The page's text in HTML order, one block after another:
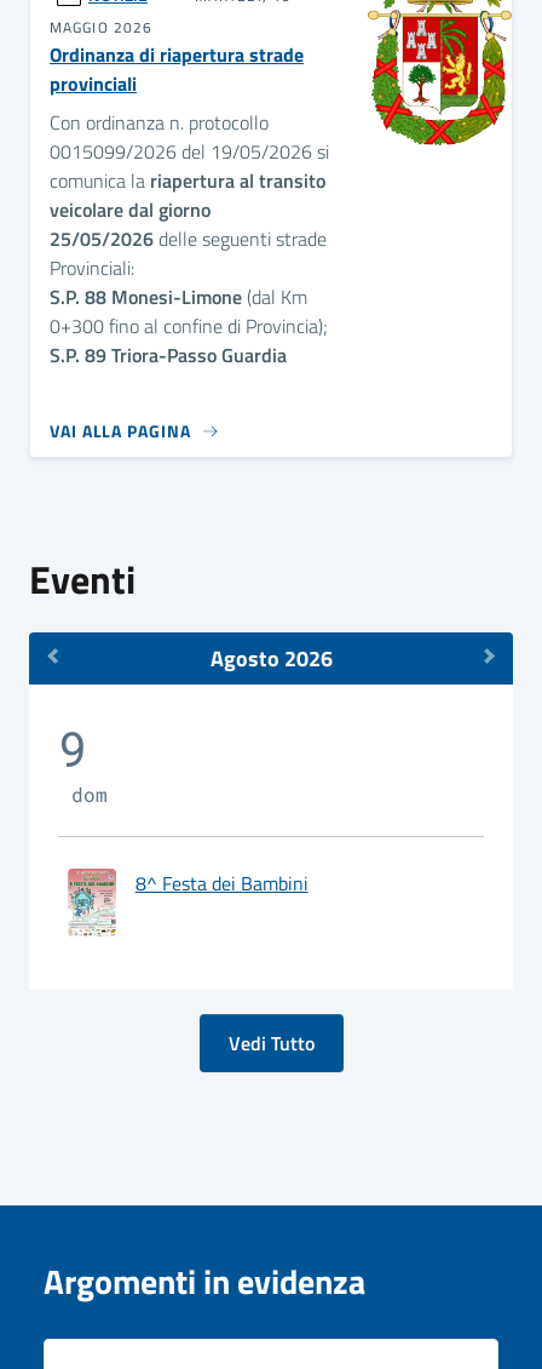
MAGGIO 2026
Ordinanza di riapertura strade
provinciali
Con ordinanza n. protocollo
0015099/2026 del 19/05/2026 si
comunica la riapertura al transito
veicolare dal giorno
25/05/2026delle seguenti strade
Provinciali:
S.P. 88 Monesi-Limone (dal Km
0+300 fino al confine di Provincia);
S.P. 89 Triora-Passo Guardia
VAI ALLA PAGINA
Eventi
Agosto 2026
9
dom
8^ Festa dei Bambini
Vedi Tutto
Argomenti in evidenza